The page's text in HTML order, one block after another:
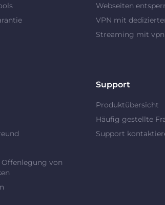
Webseiten
VPN mit
Streaming mit vpn
von
Support
Produktübersicht
Häufig gestellte
Support